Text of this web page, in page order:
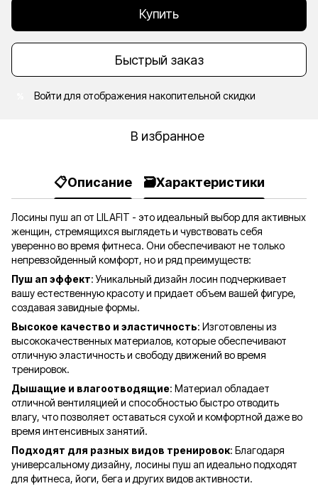
Купить
Быстрый заказ
Войти для отображения накопительной скидки
В избранное
📋Описание 🗃️Характеристики
Лосины пуш ап от LILAFIT - это идеальный выбор для активных
женщин, стремящихся выглядеть и чувствовать себя
уверенно во время фитнеса. Они обеспечивают не только
непревзойденный комфорт, но и ряд преимуществ:
Пуш ап эффект: Уникальный дизайн лосин подчеркивает
вашу естественную красоту и придает объем вашей фигуре,
создавая завидные формы.
Высокое качество и эластичность: Изготовлены из
высококачественных материалов, которые обеспечивают
отличную эластичность и свободу движений во время
тренировок.
Дышащие и влагоотводящие: Материал обладает
отличной вентиляцией и способностью быстро отводить
влагу, что позволяет оставаться сухой и комфортной даже во
время интенсивных занятий.
Подходят для разных видов тренировок: Благодаря
универсальному дизайну, лосины пуш ап идеально подходят
для фитнеса, йоги, бега и других видов активности.